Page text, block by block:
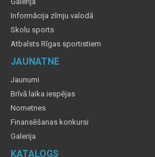
Informācija zīmju valodā
Skolu sports
Atbalsts Rīgas sportistiem
JAUNATNE
Jaunumi
Brīvā laika iespējas
Nometnes
Finansēšanas konkursi
Galerija
KATALOGS